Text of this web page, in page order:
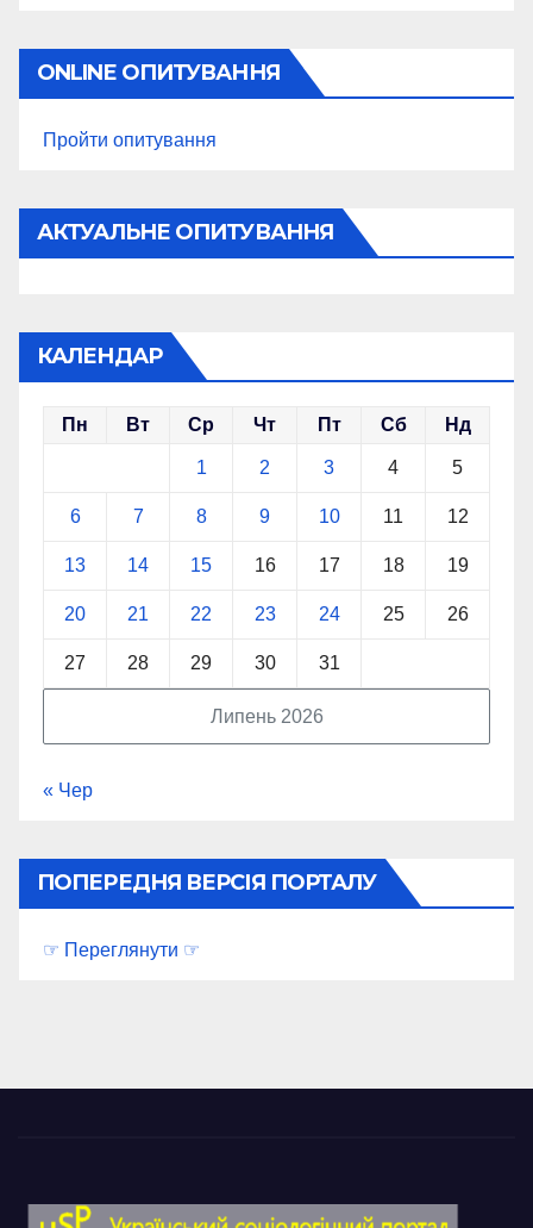
ONLINE ОПИТУВАННЯ
Пройти опитування
АКТУАЛЬНЕ ОПИТУВАННЯ
КАЛЕНДАР
Липень 2026
Пн Вт Ср Чт Пт Сб Нд
1 2 3 4 5
6 7 8 9 10 11 12
13 14 15 16 17 18 19
20 21 22 23 24 25 26
27 28 29 30 31
« Чер
ПОПЕРЕДНЯ ВЕРСІЯ ПОРТАЛУ
☞ Переглянути ☞